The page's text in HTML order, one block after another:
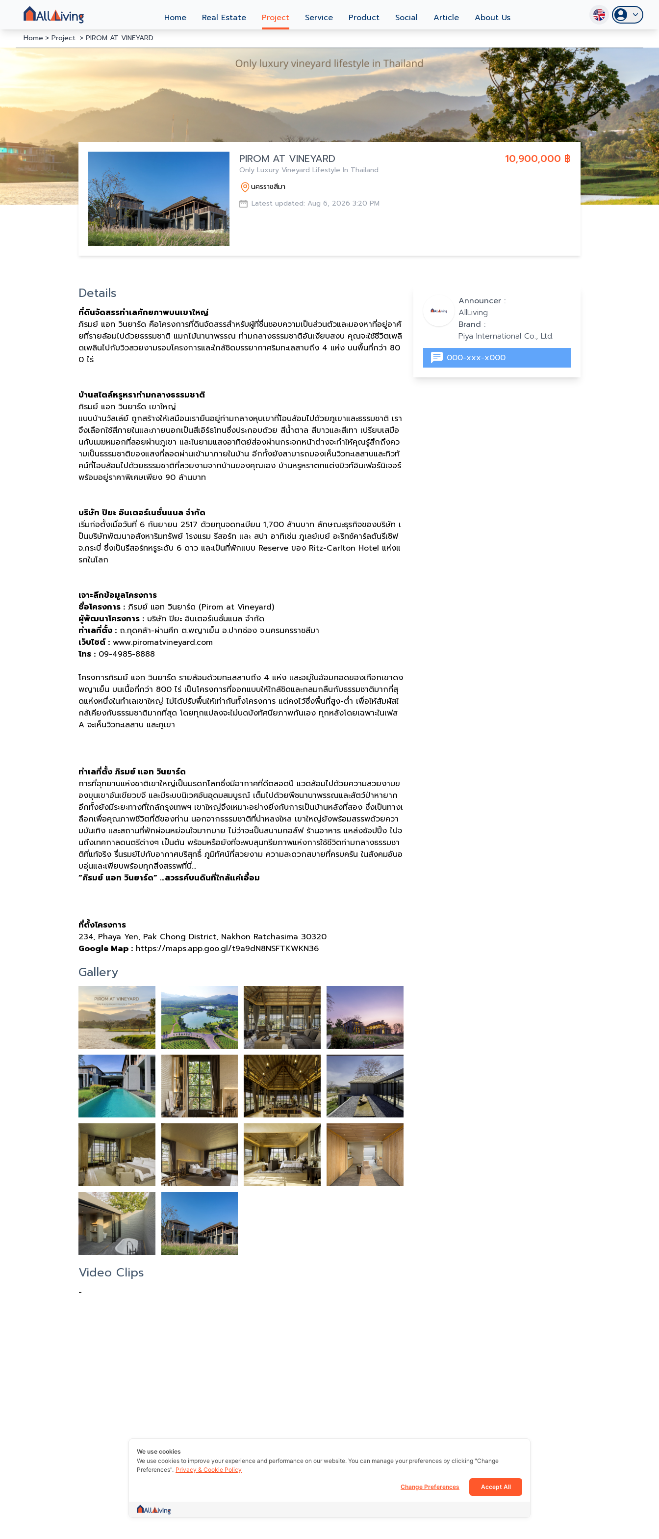
Home Real Estate Project Service Product Social Article About Us
Home Project PIROM AT VINEYARD
10,900,000 ฿
PIROM AT VINEYARD
Only Luxury Vineyard Lifestyle In Thailand
นครราชสีมา
Latest updated: Aug 6, 2026 3:20 PM
Details
ที่ดินจัดสรรทำเลศักยภาพบนเขาใหญ่
ภิรมย์ แอท วินยาร์ด คือโครงการที่ดินจัดสรรสำหรับผู้ที่ชื่นชอบความเป็นส่วนตัวและมองหาที่อยู่อาศั
ยที่รายล้อมไปด้วยธรรมชาติ แมกไม้นานาพรรณ ท่ามกลางธรรมชาติอันเงียบสงบ คุณจะใช้ชีวิตเพลิ
ดเพลินไปกับวิวสวยงามรอบโครงการและใกล้ชิดบรรยากาศริมทะเลสาบถึง 4 แห่ง บนพื้นที่กว่า 80
0 ไร่
บ้านสไตล์หรูหราท่ามกลางธรรมชาติ
ภิรมย์ แอท วินยาร์ด เขาใหญ่
แบบบ้านวัลเล่ย์ ถูกสร้างให้เสมือนเรายืนอยู่ท่ามกลางหุบเขาที่โอบล้อมไปด้วยภูเขาและธรรมชาติ เรา
จึงเลือกใช้สีภายในและภายนอกเป็นสีเอิร์ธโทนซึ่งประกอบด้วย สีน้ำตาล สีขาวและสีเทา เปรียบเสมือ
นกับเมฆหมอกที่ลอยผ่านภูเขา และในยามแสงอาทิตย์ส่องผ่านกระจกหน้าต่างจะทำให้คุณรู้สึกถึงคว
ามเป็นธรรมชาติของแสงที่ลอดผ่านเข้ามาภายในบ้าน อีกทั้งยังสามารถมองเห็นวิวทะเลสาบและทิวทั
ศน์ที่โอบล้อมไปด้วยธรรมชาติที่สวยงามจากบ้านของคุณเอง บ้านหรูหราตกแต่งบิวท์อินเฟอร์นิเจอร์
พร้อมอยู่ราคาพิเศษเพียง 90 ล้านบาท
บริษัท ปิยะ อินเตอร์เนชั่นแนล จำกัด
เริ่มก่อตั้งเมื่อวันที่ 6 กันยายน 2517 ด้วยทุนจดทะเบียน 1,700 ล้านบาท ลักษณะธุรกิจของบริษัท เ
ป็นบริษัทพัฒนาอสังหาริมทรัพย์ โรงแรม รีสอร์ท และ สปา อาทิเช่น ภูเลย์เบย์ อะริทซ์คาร์ลตันรีเซิฟ
จ.กระบี่ ซึ่งเป็นรีสอร์ทหรูระดับ 6 ดาว และเป็นที่พักแบบ Reserve ของ Ritz-Carlton Hotel แห่งแ
รกในโลก
เจาะลึกข้อมูลโครงการ
ชื่อโครงการ : ภิรมย์ แอท วินยาร์ด (Pirom at Vineyard)
ผู้พัฒนาโครงการ : บริษัท ปิยะ อินเตอร์เนชั่นแนล จำกัด
ทำเลที่ตั้ง : ถ.กุดคล้า-ผ่านศึก ต.พญาเย็น อ.ปากช่อง จ.นครนครราชสีมา
เว็บไซต์: www.piromatvineyard.com
โทร : 09-4985-8888
โครงการภิรมย์ แอท วินยาร์ด รายล้อมด้วยทะเลสาบถึง 4 แห่ง และอยู่ในอ้อมกอดของเทือกเขาดง
พญาเย็น บนเนื้อที่กว่า 800 ไร่ เป็นโครงการที่ออกแบบให้ใกล้ชิดและกลมกลืนกับธรรมชาติมากที่สุ
ดแห่งหนึ่งในทำเลเขาใหญ่ ไม่ได้ปรับพื้นให้เท่ากันทั้งโครงการ แต่คงไว้ซึ่งพื้นที่สูง-ต่ำ เพื่อให้สัมผัสใ
กล้เคียงกับธรรมชาติมากที่สุด โดยทุกแปลงจะไม่บดบังทัศนียภาพกันเอง ทุกหลังโดยเฉพาะในเฟส
A จะเห็นวิวทะเลสาบ และภูเขา
ทำเลที่ตั้ง ภิรมย์ แอท วินยาร์ด
การที่อุทยานแห่งชาติเขาใหญ่เป็นมรดกโลกซึ่งมีอากาศที่ดีตลอดปี แวดล้อมไปด้วยความสวยงามข
องขุนเขาอันเขียวขจี และมีระบบนิเวศอันอุดมสมบูรณ์ เต็มไปด้วยพืชนานาพรรณและสัตว์ป่าหายาก
อีกทั้งยังมีระยะทางที่ใกล้กรุงเทพฯ เขาใหญ่จึงเหมาะอย่างยิ่งกับการเป็นบ้านหลังที่สอง ซึ่งเป็นทางเ
ลือกเพื่อคุณภาพชีวิตที่ดีของท่าน นอกจากธรรมชาติที่น่าหลงใหล เขาใหญ่ยังพร้อมสรรพด้วยควา
มบันเทิง และสถานที่พักผ่อนหย่อนใจมากมาย ไม่ว่าจะเป็นสนามกอล์ฟ ร้านอาหาร แหล่งช้อปปิ้ง ไปจ
นถึงเทศกาลดนตรีต่างๆ เป็นต้น พร้อมหรือยังที่จะพบสุนทรียภาพแห่งการใช้ชีวิตท่ามกลางธรรมชา
ติที่แท้จริง รื่นรมย์ไปกับอากาศบริสุทธิ์ ภูมิทัศน์ที่สวยงาม ความสะดวกสบายที่ครบครัน ในสังคมอันอ
บอุ่นและเพียบพร้อมทุกสิ่งสรรพที่นี่…
“ภิรมย์ แอท วินยาร์ด” …สวรรค์บนดินที่ใกล้แค่เอื้อม
ที่ตั้งโครงการ
234, Phaya Yen, Pak Chong District, Nakhon Ratchasima 30320
Google Map : https://maps.app.goo.gl/t9a9dN8NSFTKWKN36
Gallery
Video Clips
-
Announcer :
AllLiving
Brand :
Piya International Co., Ltd.
000-xxx-x000
We use cookies
We use cookies to improve your experience and performance on our website. You can manage your preferences by clicking "Change
Preferences". Privacy & Cookie Policy
Accept All
Change Preferences